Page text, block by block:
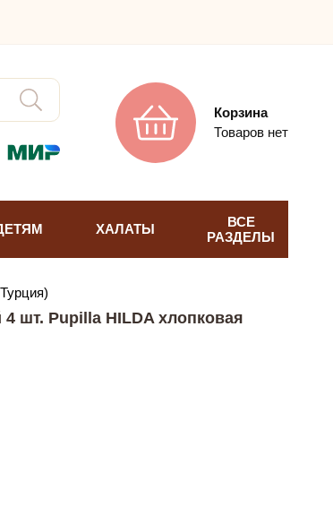
Корзина
Товаров нет
ХАЛАТЫ
ВСЕ
РАЗДЕЛЫ
шт. Pupilla HILDA хлопковая